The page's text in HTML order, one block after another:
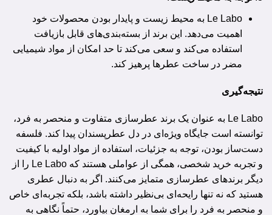
Le Labo به محیط زیست و پایدار بودن محصولات خود
اهمیت می‌دهد. این برند از بسته‌بندی‌های قابل بازیافت
استفاده می‌کند و سعی می‌کند تا حد امکان از مواد شیمیایی
مضر در ساخت عطرها پرهیز کند.
نتیجه‌گیری
Le Labo به عنوان یک برند عطرسازی متفاوت و منحصر به فرد،
توانسته است جایگاه ویژه‌ای در دل عطرپسندان پیدا کند. فلسفه
دست‌ساز بودن، توجه به جزئیات، استفاده از مواد اولیه با کیفیت
و تجربه خرید شخصی، همگی از عواملی هستند که Le Labo را از
دیگر برندهای عطرسازی متمایز می‌کنند. اگر به دنبال عطری
هستید که نه تنها رایحه‌ای بی‌نظیر داشته باشد، بلکه تجربه‌ای خاص
و منحصر به فرد را برای شما به ارمغان بیاورد، حتماً نگاهی به